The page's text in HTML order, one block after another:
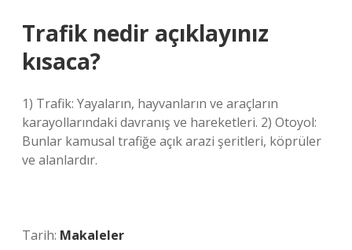
Trafik nedir açıklayınız
kısaca?
1) Trafik: Yayaların, hayvanların ve araçların
karayollarındaki davranış ve hareketleri. 2) Otoyol:
Bunlar kamusal trafiğe açık arazi şeritleri, köprüler
ve alanlardır.
Tarih: Makaleler